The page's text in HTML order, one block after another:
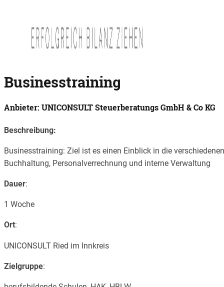
Businesstraining
Anbieter: UNICONSULT Steuerberatungs GmbH & Co KG
Beschreibung:
Businesstraining: Ziel ist es einen Einblick in die
Buchhaltung, Personalverrechnung und interne Verwaltung
Dauer:
1 Woche
Ort:
UNICONSULT Ried im Innkreis
Zielgruppe: